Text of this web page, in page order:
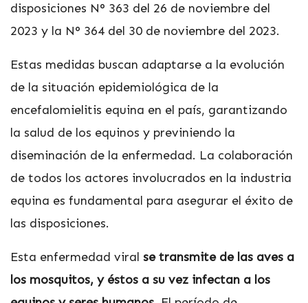
disposiciones N° 363 del 26 de noviembre del
2023 y la N° 364 del 30 de noviembre del 2023.
Estas medidas buscan adaptarse a la evolución
de la situación epidemiológica de la
encefalomielitis equina en el país, garantizando
la salud de los equinos y previniendo la
diseminación de la enfermedad. La colaboración
de todos los actores involucrados en la industria
equina es fundamental para asegurar el éxito de
las disposiciones.
Esta enfermedad viral se transmite de las aves a
los mosquitos, y éstos a su vez infectan a los